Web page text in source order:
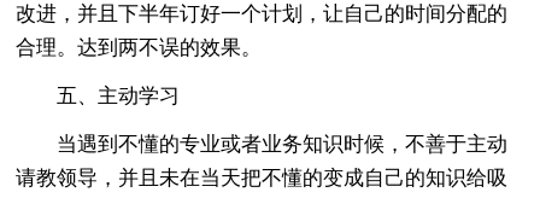
改进，并且下半年订好一个计划，让自己的时间分配的
合理。达到两不误的效果。
五、主动学习
当遇到不懂的专业或者业务知识时候，不善于主动
请教领导，并且未在当天把不懂的变成自己的知识给吸